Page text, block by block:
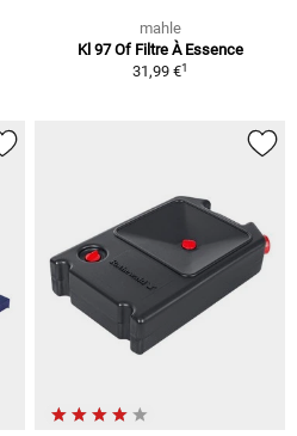
mahle
Kl 97 Of Filtre À Essence
31,99 €1